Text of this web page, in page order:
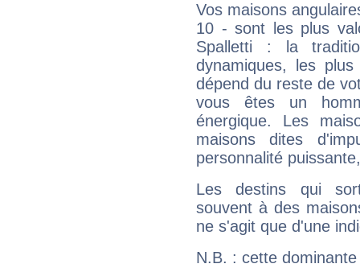
Vos maisons
10 - sont les plus
Spalletti : la
dynamiques, les
dépend du reste de
vous êtes un
énergique. Les
maisons dites
personnalité
Les destins qui
souvent à des
ne s'agit que d'une
N.B. : cette